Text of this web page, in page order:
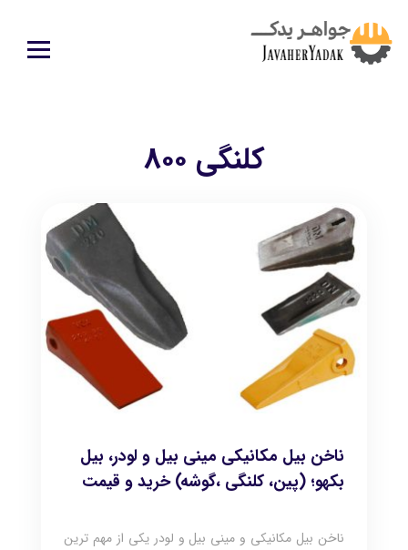
كلنگي ٨٠٠
ناخن بیل مکانیکی مینی بیل و لودر، بیل
بکهو؛ (پین، کلنگی ،گوشه) خرید و قیمت
ناخن بیل مکانیکی و مینی بیل و لودر یکی از مهم ترین